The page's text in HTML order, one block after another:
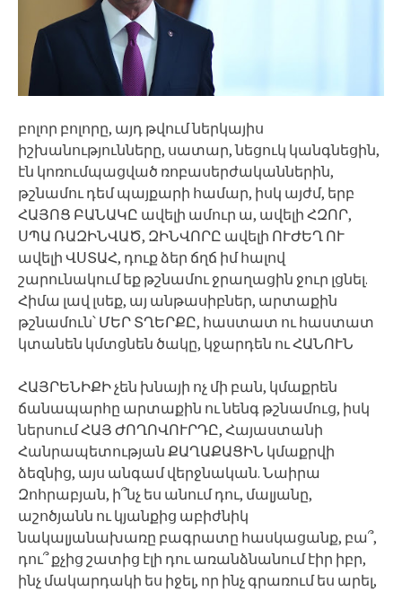
բոլոր բոլորը, այդ թվում ներկայիս
իշխանությունները, սատար, նեցուկ կանգնեցին,
էն կոռումպացված ռոբասերժականներին,
թշնամու դեմ պայքարի համար, իսկ այժմ, երբ
ՀԱՅՈՑ ԲԱՆԱԿԸ ավելի ամուր ա, ավելի ՀԶՈՐ,
ՍՊԱ ՌԱԶԻՆՎԱԾ, ԶԻՆՎՈՐԸ ավելի ՈՒԺԵՂ ՈՒ
ավելի ՎՍՏԱՀ, դուք ձեր ճղճ իմ հալով
շարունակում եք թշնամու ջրաղացին ջուր լցնել.
Հիմա լավ լսեք, այ անթասիբներ, արտաքին
թշնամուն՝ ՄԵՐ ՏՂԵՐՔԸ, հաստատ ու հաստատ
կտանեն կմտցնեն ծակը, կջարդեն ու ՀԱՆՈՒՆ
ՀԱՅՐԵՆԻՔԻ չեն խնայի ոչ մի բան, կմաքրեն
ճանապարհը արտաքին ու նենգ թշնամուց, իսկ
ներսում ՀԱՅ ԺՈՂՈՎՈՒՐԴԸ, Հայաստանի
Հանրապետության ՔԱՂԱՔԱՑԻՆ կմաքրվի
ձեզնից, այս անգամ վերջնական. Նաիրա
Զոհրաբյան, ի՞նչ ես անում դու, մալյանը,
աշոծյանն ու կյանքից աբիժնիկ
նակալյանախառը բագրատը հասկացանք, բա՞,
դու՞ քչից շատից էլի դու առանձնանում էիր իբր,
ինչ մակարդակի ես իջել, որ ինչ գրառում ես արել,